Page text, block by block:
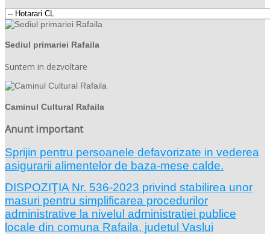
Sediul primariei Rafaila
Suntem in dezvoltare
Caminul Cultural Rafaila
Anunt important
Sprijin pentru persoanele defavorizate in vederea
asigurarii alimentelor de baza-mese calde.
DISPOZIŢIA Nr. 536-2023 privind stabilirea unor
masuri pentru simplificarea procedurilor
administrative la nivelul administratiei publice
locale din comuna Rafaila, judetul Vaslui